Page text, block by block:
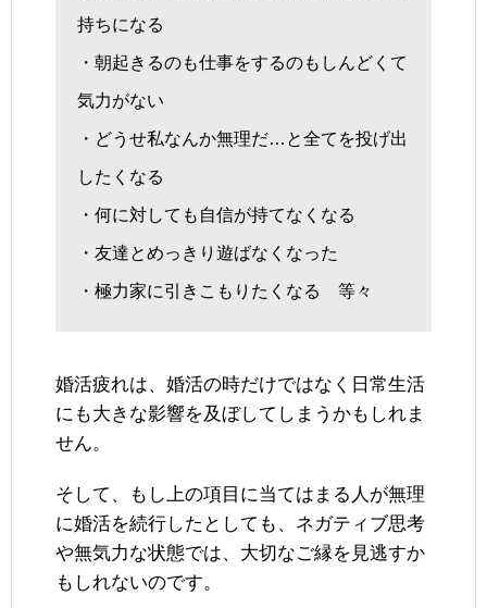
持ちになる
・朝起きるのも仕事をするのもしんどくて
気力がない
・どうせ私なんか無理だ…と全てを投げ出
したくなる
・何に対しても自信が持てなくなる
・友達とめっきり遊ばなくなった
・極力家に引きこもりたくなる 等々
婚活疲れは、婚活の時だけではなく日常生活
にも大きな影響を及ぼしてしまうかもしれま
せん。
そして、もし上の項目に当てはまる人が無理
に婚活を続行したとしても、ネガティブ思考
や無気力な状態では、大切なご縁を見逃すか
もしれないのです。